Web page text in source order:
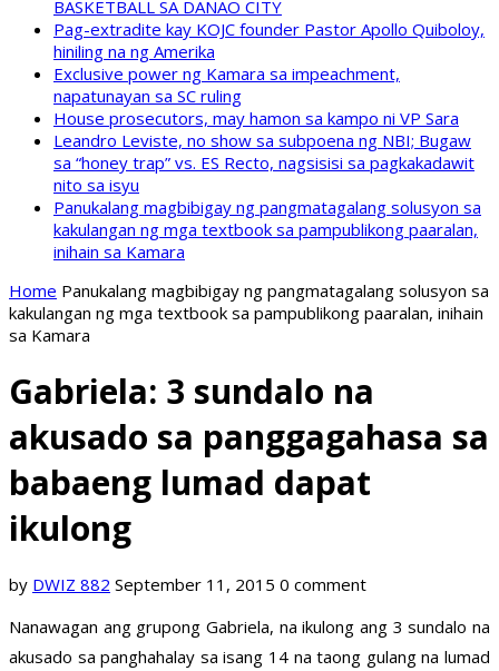
BASKETBALL SA DANAO CITY
Pag-extradite kay KOJC founder Pastor Apollo Quiboloy,
hiniling na ng Amerika
Exclusive power ng Kamara sa impeachment,
napatunayan sa SC ruling
House prosecutors, may hamon sa kampo ni VP Sara
Leandro Leviste, no show sa subpoena ng NBI; Bugaw
sa “honey trap” vs. ES Recto, nagsisisi sa pagkakadawit
nito sa isyu
Panukalang magbibigay ng pangmatagalang solusyon sa
kakulangan ng mga textbook sa pampublikong paaralan,
inihain sa Kamara
Home Panukalang magbibigay ng pangmatagalang solusyon sa
kakulangan ng mga textbook sa pampublikong paaralan, inihain
sa Kamara
Gabriela: 3 sundalo na
akusado sa panggagahasa sa
babaeng lumad dapat
ikulong
by DWIZ 882 September 11, 2015 0 comment
Nanawagan ang grupong Gabriela, na ikulong ang 3 sundalo na
akusado sa panghahalay sa isang 14 na taong gulang na lumad